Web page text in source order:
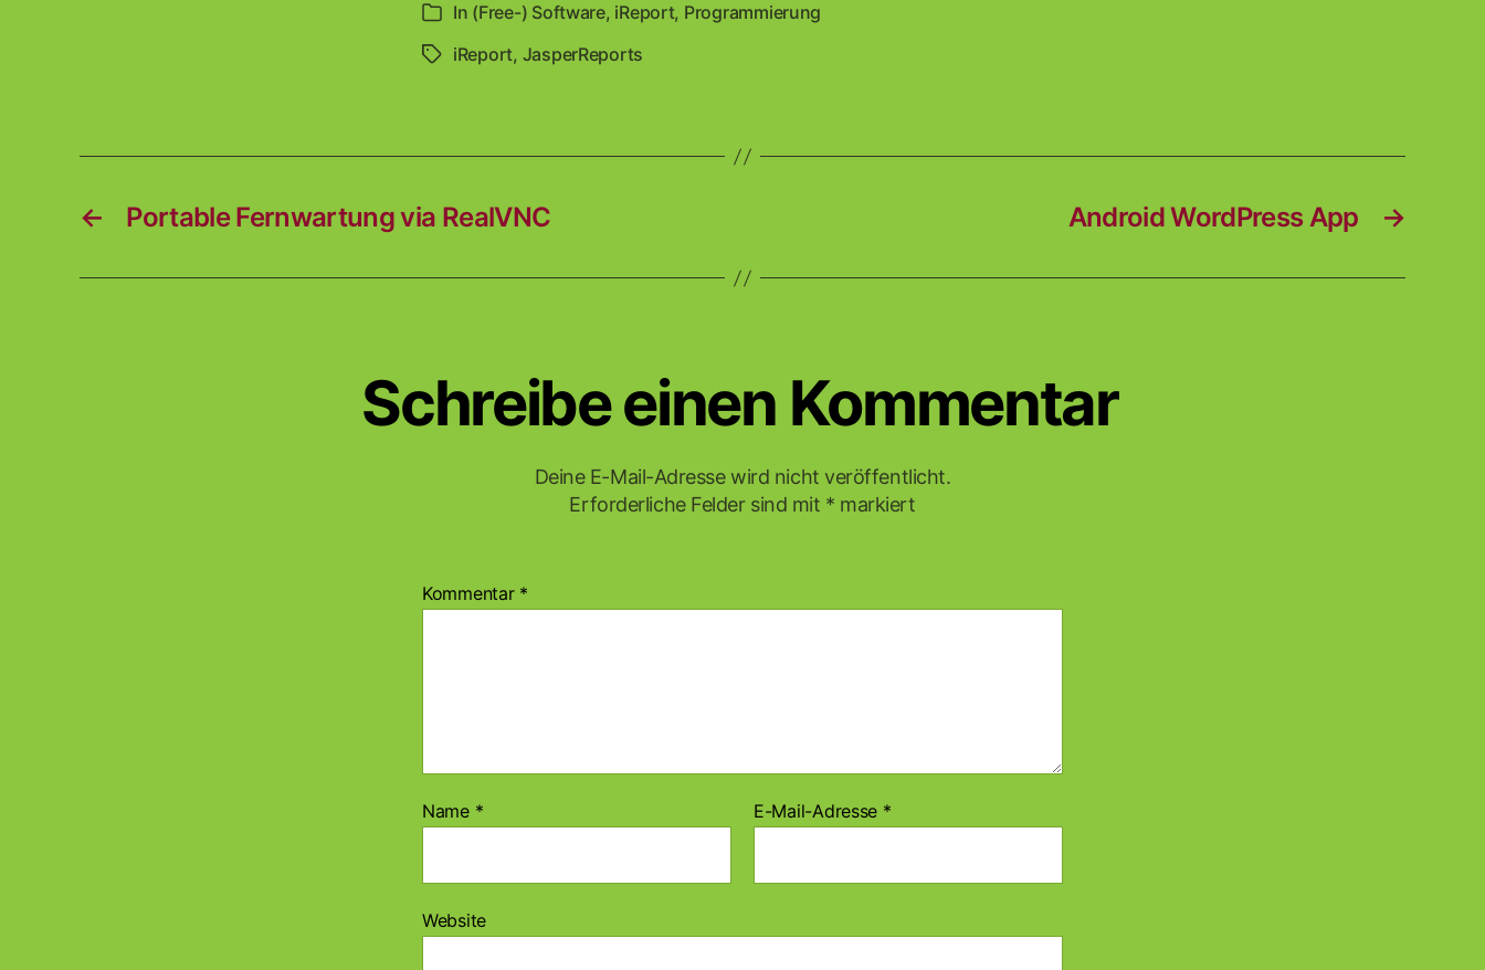
Kategorien
In (Free-) Software, iReport, Programmierung
Schlagwörter
iReport, JasperReports
← Portable Fernwartung via RealVNC →
Android WordPress App
Schreibe einen Kommentar
Deine E-Mail-Adresse wird nicht veröffentlicht.
Erforderliche Felder sind mit * markiert
Kommentar *
Name * E-Mail-Adresse *
Website